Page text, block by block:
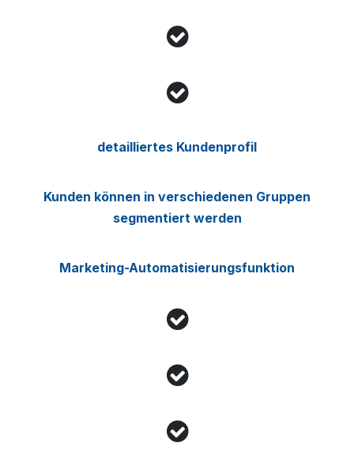
detailliertes Kundenprofil
Kunden können in verschiedenen Gruppen
segmentiert werden
Marketing-Automatisierungsfunktion